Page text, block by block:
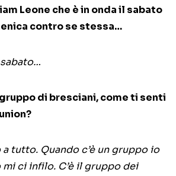
Leone che è in onda il sabato
contro se stessa…
di bresciani, come ti senti
tutto. Quando c’è un gruppo io
ci infilo. C’è il gruppo dei